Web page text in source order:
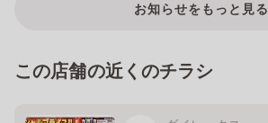
お知らせをもっと見る
この店舗の近くのチラシ